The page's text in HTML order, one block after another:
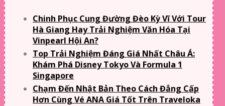
Chinh Phục Cung Đường Đèo Kỳ Vĩ Với Tour
Hà Giang Hay Trải Nghiệm Văn Hóa Tại
Vinpearl Hội An?
Top Trải Nghiệm Đáng Giá Nhất Châu Á:
Khám Phá Disney Tokyo Và Formula 1
Singapore
Chạm Đến Nhật Bản Theo Cách Đẳng Cấp
Hơn Cùng Vé ANA Giá Tốt Trên Traveloka